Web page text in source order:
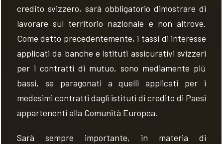
credito svizzero, sarà obbligatorio dimostrare di
lavorare sul territorio nazionale e non altrove.
Come detto precedentemente, i tassi di interesse
applicati da banche e istituti assicurativi svizzeri
per i contratti di mutuo, sono mediamente più
bassi, se paragonati a quelli applicati per i
medesimi contratti dagli istituti di credito di Paesi
appartenenti alla Comunità Europea.
Sarà sempre importante, in materia di